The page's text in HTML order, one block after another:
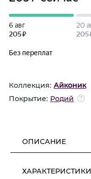
Коллекция: Айконик
Покрытие: Родий
ОПИСАНИЕ
ХАРАКТЕРИСТИКИ